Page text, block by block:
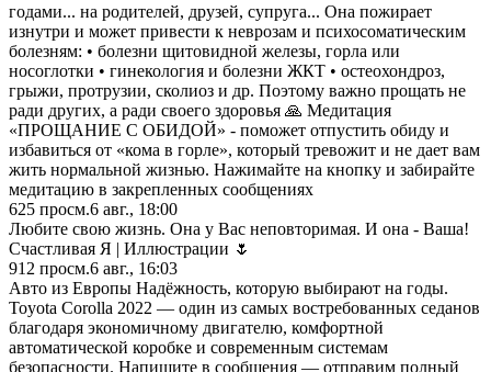
годами... на родителей, друзей, супруга... Она пожирает
изнутри и может привести к неврозам и психосоматическим
болезням: • болезни щитовидной железы, горла или
носоглотки • гинекология и болезни ЖКТ • остеохондроз,
грыжи, протрузии, сколиоз и др. Поэтому важно прощать не
ради других, а ради своего здоровья 🙏 Медитация
«ПРОЩАНИЕ С ОБИДОЙ» - поможет отпустить обиду и
избавиться от «кома в горле», который тревожит и не дает вам
жить нормальной жизнью. Нажимайте на кнопку и забирайте
медитацию в закрепленных сообщениях
625 просм.6 авг., 18:00
Любите свою жизнь. Она у Вас неповторимая. И она - Ваша!
Счастливая Я | Иллюстрации 🌷
912 просм.6 авг., 16:03
Авто из Европы Надёжность, которую выбирают на годы.
Toyota Corolla 2022 — один из самых востребованных седанов
благодаря экономичному двигателю, комфортной
автоматической коробке и современным системам
безопасности. Напишите в сообщения — отправим полный